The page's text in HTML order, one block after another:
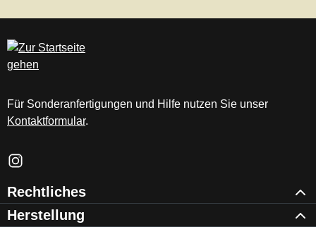
Für Sonderanfertigungen und Hilfe nutzen Sie unser
Kontaktformular.
Schau auf Instagram vorbei – öffnet in neuem Tab (externer
Rechtliches
Herstellung